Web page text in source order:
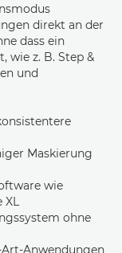
direkt an der
dass ein
wie z. B. Step &
und
Maskierung
wie
XL
ohne
Anwendungen